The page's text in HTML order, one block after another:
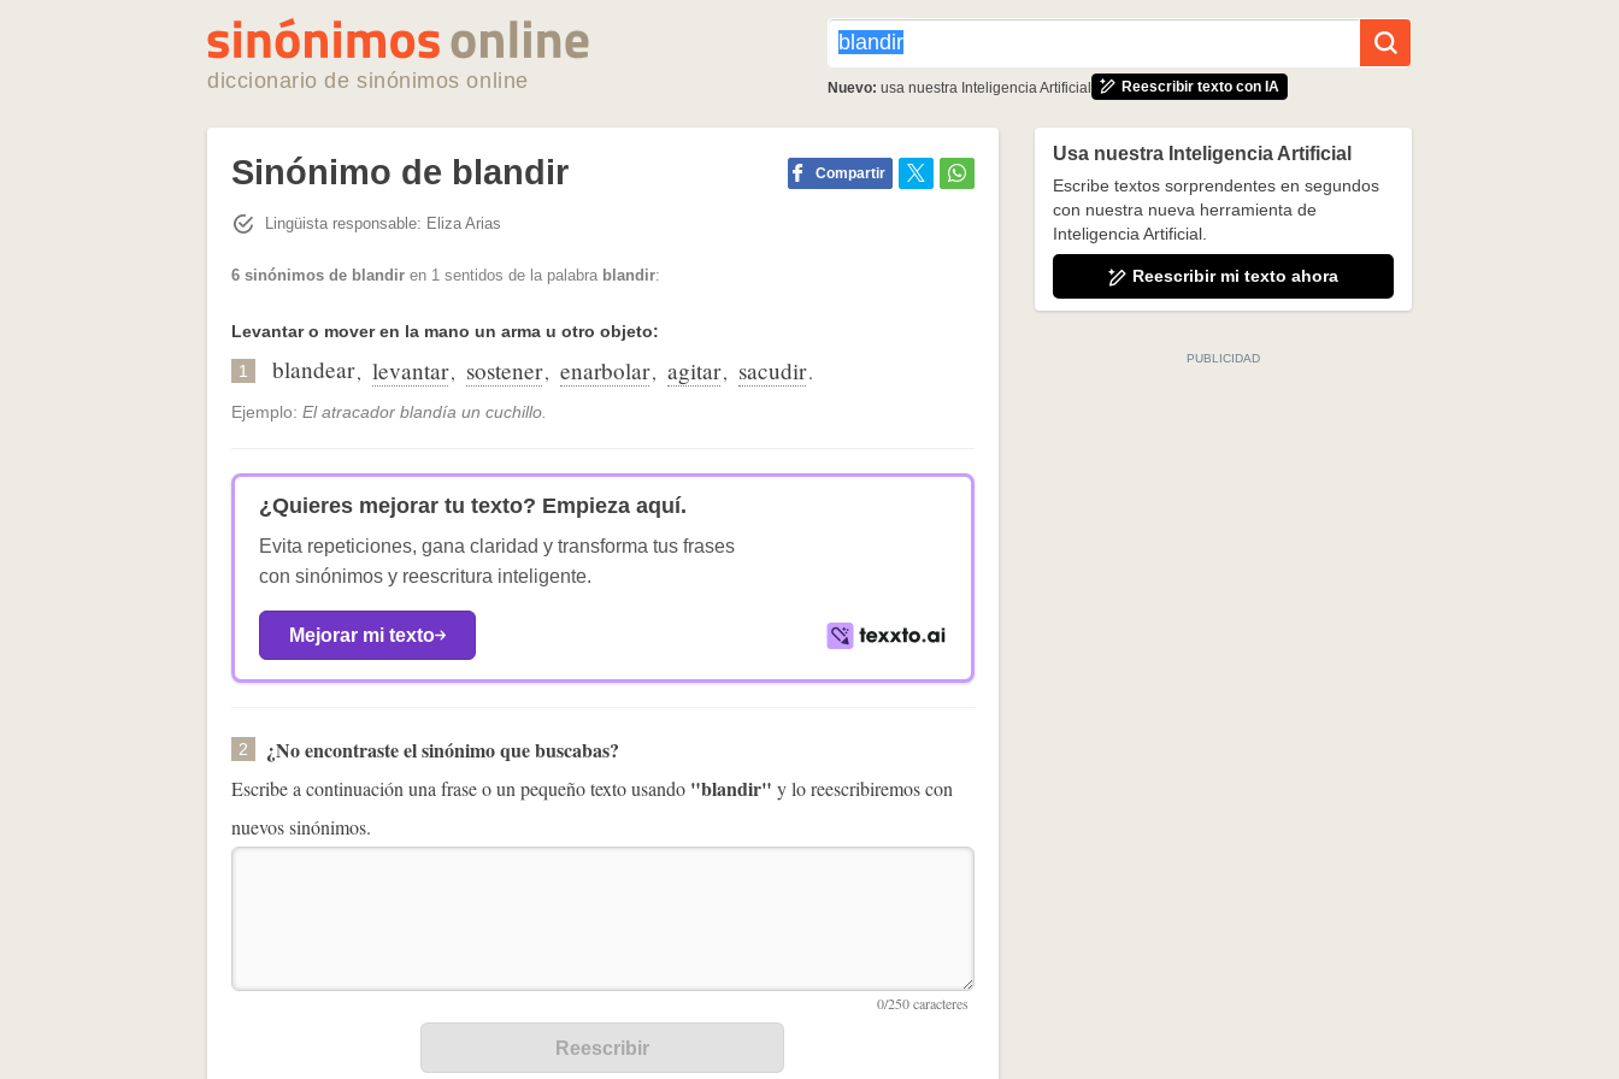
diccionario de sinónimos online Nuevo: usa nuestra Inteligencia Artificial Reescribir texto con IA
Sinónimo de blandir Compartir
Lingüista responsable: Eliza Arias
6 sinónimos de blandir en 1 sentidos de la palabra blandir:
Levantar o mover en la mano un arma u otro objeto:
1 blandear, levantar, sostener, enarbolar, agitar, sacudir.
Ejemplo: El atracador blandía un cuchillo.
¿Quieres mejorar tu texto? Empieza aquí.
Evita repeticiones, gana claridad y transforma tus frases
con sinónimos y reescritura inteligente.
Mejorar mi texto
2 ¿No encontraste el sinónimo que buscabas?
Escribe a continuación una frase o un pequeño texto usando "blandir" y lo reescribiremos con
nuevos sinónimos.
Usa nuestra Inteligencia Artificial
Escribe textos sorprendentes en segundos
con nuestra nueva herramienta de
Inteligencia Artificial.
Reescribir mi texto ahora